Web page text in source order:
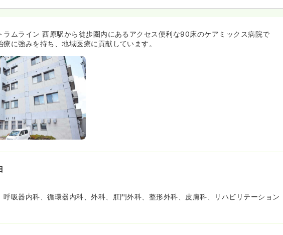
ラムライン 西原駅から徒歩圏内にあるアクセス便利な90床のケアミックス病院で
に強みを持ち、地域医療に貢献しています。
呼吸器内科、循環器内科、外科、肛門外科、整形外科、皮膚科、リハビリテーション